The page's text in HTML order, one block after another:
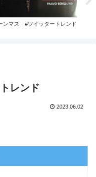
ンマス｜#ツイッタートレンド
レンド
2023.06.02